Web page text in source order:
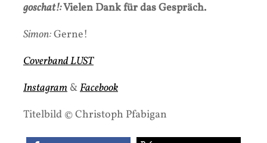
goschat!:Vielen Dank für das Gespräch.
Simon:Gerne!
Coverband LUST
Instagram &Facebook
Titelbild © Christoph Pfabigan